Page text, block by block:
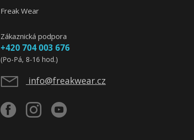
Freak Wear
Zákaznická podpora
+420 704 003 676
(Po-Pá, 8-16 hod.)
info@freakwear.cz